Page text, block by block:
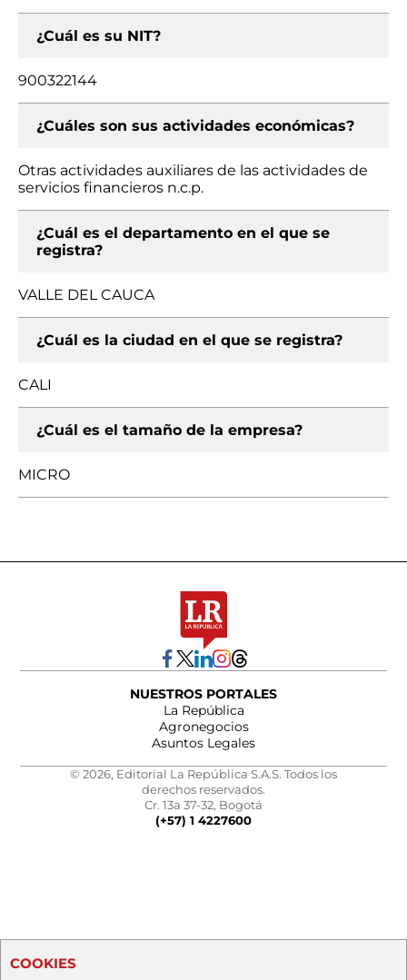
¿Cuál es su NIT?
900322144
¿Cuáles son sus actividades económicas?
Otras actividades auxiliares de las actividades de
servicios financieros n.c.p.
¿Cuál es el departamento en el que se
registra?
VALLE DEL CAUCA
¿Cuál es la ciudad en el que se registra?
CALI
¿Cuál es el tamaño de la empresa?
MICRO
NUESTROS PORTALES
La República
Agronegocios
Asuntos Legales
© 2026, Editorial La República S.A.S. Todos los
derechos reservados.
Cr. 13a 37-32, Bogotá
(+57) 1 4227600
COOKIES